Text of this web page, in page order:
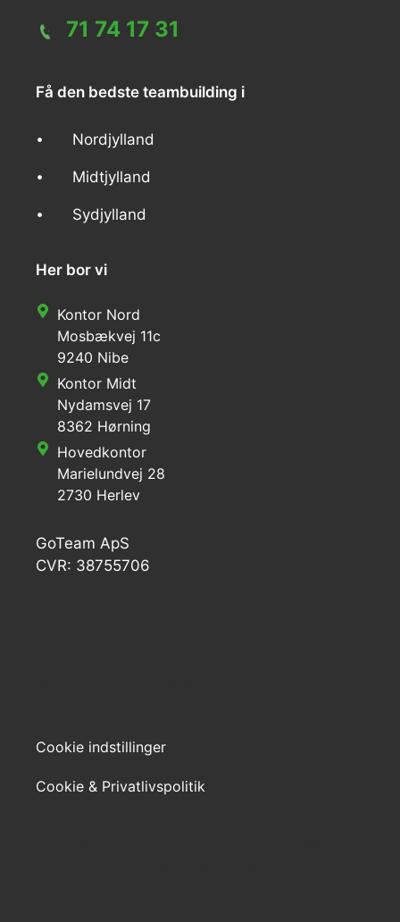
71 74 17 31
Få den bedste teambuilding i
Nordjylland
Midtjylland
Sydjylland
Her bor vi
Kontor Nord
Mosbækvej 11c
9240 Nibe
Kontor Midt
Nydamsvej 17
8362 Hørning
Hovedkontor
Marielundvej 28
2730 Herlev
GoTeam ApS
CVR: 38755706
Cookie indstillinger
Cookie & Privatlivspolitik